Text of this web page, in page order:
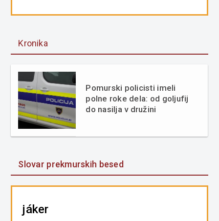
Kronika
Pomurski policisti imeli
polne roke dela: od goljufij
do nasilja v družini
Slovar prekmurskih besed
jáker